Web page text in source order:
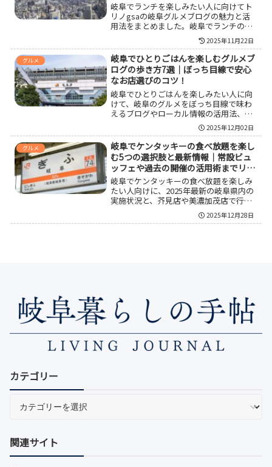
岐阜でランチを楽しみたい人に向けてト
リノgsaの岐阜グルメブログの魅力と活
用法をまとめました。岐阜でランチのお
店を探すときにブログで話題のトリノの
写真付きレポートをどう読み解けば良い
かをエリア別やジャンル別の探し方や予
算感のつかみ方とあわせて解説し、自分
でも岐阜ランチブログを書きたい人が参
考にできる運営のコツも紹介していま
す。
2025年11月22日
グルメ
岐阜でひとりごはんを楽しむグルメブ
ログの歩き方7選｜ぼっち目線で安心
なお店選びのコツ！
岐阜でひとりごはんを楽しみたい人に向
けて、岐阜のグルメをぼっち目線で味わ
えるブログやローカル情報の活用法、ひ
とりで入りやすいエリアとジャンル、モ
ーニングから一人飲みまでのモデルコー
ス、自分で岐阜グルメブログを始めるコ
ツまでを丁寧に整理しました。岐阜のグ
ルメを自分のペースで巡りたい人の不安
を和らげる内容になっています。
2025年12月02日
グルメ
岐阜でケンタッキーの食べ放題を楽し
む5つの選択肢と最新情報｜常設ビュ
ッフェや過去の開催の活用術までリア
ルにガイド！
岐阜でケンタッキーの食べ放題を楽しみ
たい人向けに、2025年最新の岐阜県内の
実施状況と、芥見店や美濃加茂店で行わ
れた期間限定オリジナルチキン食べ放題
の内容を整理しつつ、料金と制限時間の
2025年12月28日
カテゴリー
関連サイト